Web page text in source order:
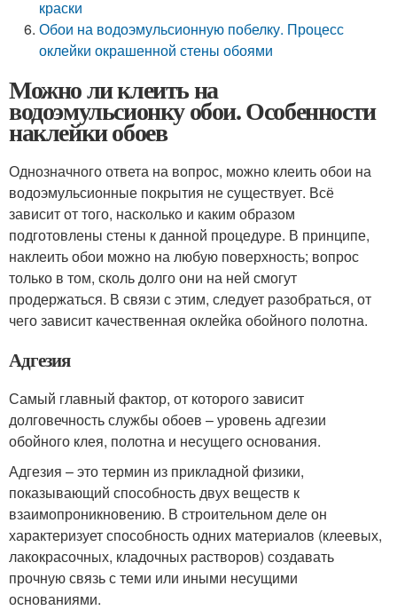
краски
Обои на водоэмульсионную побелку. Процесс
оклейки окрашенной стены обоями
Можно ли клеить на
водоэмульсионку обои. Особенности
наклейки обоев
Однозначного ответа на вопрос, можно клеить обои на
водоэмульсионные покрытия не существует. Всё
зависит от того, насколько и каким образом
подготовлены стены к данной процедуре. В принципе,
наклеить обои можно на любую поверхность; вопрос
только в том, сколь долго они на ней смогут
продержаться. В связи с этим, следует разобраться, от
чего зависит качественная оклейка обойного полотна.
Адгезия
Самый главный фактор, от которого зависит
долговечность службы обоев – уровень адгезии
обойного клея, полотна и несущего основания.
Адгезия – это термин из прикладной физики,
показывающий способность двух веществ к
взаимопроникновению. В строительном деле он
характеризует способность одних материалов (клеевых,
лакокрасочных, кладочных растворов) создавать
прочную связь с теми или иными несущими
основаниями.